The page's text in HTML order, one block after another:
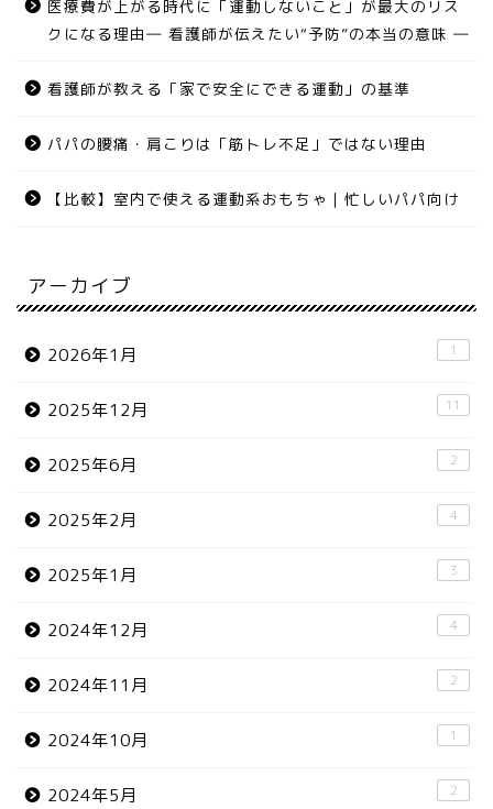
医療費が上がる時代に「運動しないこと」が最大のリス
クになる理由― 看護師が伝えたい“予防”の本当の意味 ―
看護師が教える「家で安全にできる運動」の基準
パパの腰痛・肩こりは「筋トレ不足」ではない理由
【比較】室内で使える運動系おもちゃ｜忙しいパパ向け
アーカイブ
2026年1月 1
2025年12月 11
2025年6月 2
2025年2月 4
2025年1月 3
2024年12月 4
2024年11月 2
2024年10月 1
2024年5月 2